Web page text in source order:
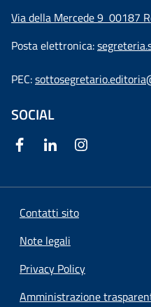
Via della Mercede 9 00187
Posta elettronica:
PEC:
SOCIAL
Contatti sito
Note legali
Privacy Policy
Amministrazione